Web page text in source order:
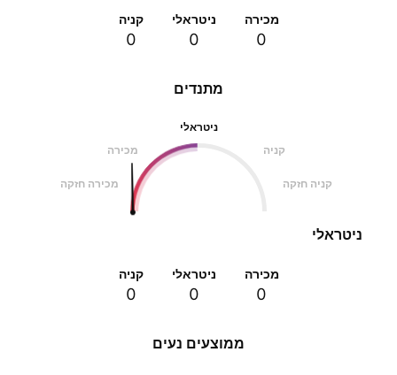
מתנדים
ניטראלי
מכירה
קניה
מכירה חזקה קניה חזקה
ניטראלי
מכירה
0
ניטראלי
0
קניה
0
מכירה
0
ניטראלי
0
קניה
0
ממוצעים נעים